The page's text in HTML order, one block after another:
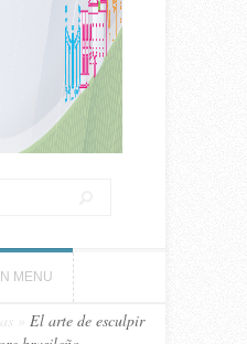
MENU
El arte de esculpir